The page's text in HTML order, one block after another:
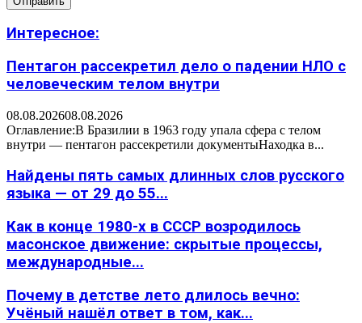
Интересное:
Пентагон рассекретил дело о падении НЛО с
человеческим телом внутри
08.08.202608.08.2026
Оглавление:В Бразилии в 1963 году упала сфера с телом
внутри — пентагон рассекретили документыНаходка в...
Найдены пять самых длинных слов русского
языка — от 29 до 55...
Как в конце 1980-х в СССР возродилось
масонское движение: скрытые процессы,
международные...
Почему в детстве лето длилось вечно:
Учёный нашёл ответ в том, как...